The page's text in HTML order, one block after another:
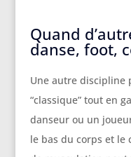
Quand
danse, foot,
Une autre discipline
“classique” tout en
danseur ou un
le bas du corps et le